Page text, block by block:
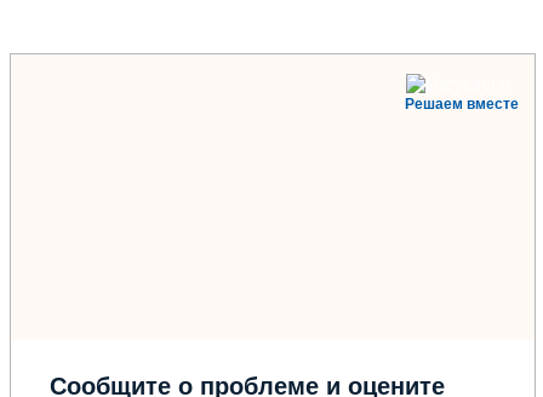
Решаем вместе
Сообщите о проблеме и оцените